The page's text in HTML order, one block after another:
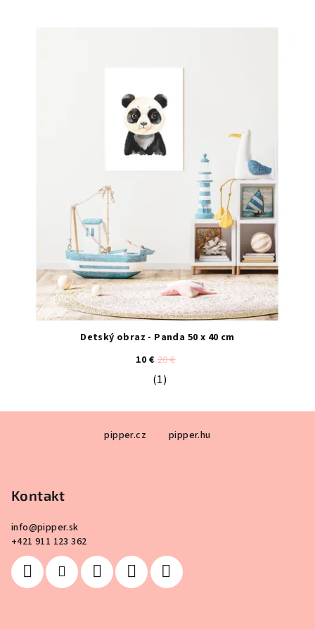
Detský obraz - Panda 50 x 40 cm
10 € 20 €
Priemerné hodnotenie produktu
(1)
pipper.cz pipper.hu
Kontakt
info@pipper.sk
+421 911 123 362